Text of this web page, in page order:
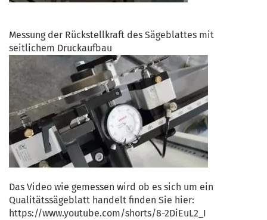
Messung der Rückstellkraft des Sägeblattes mit
seitlichem Druckaufbau
Das Video wie gemessen wird ob es sich um ein
Qualitätssägeblatt handelt finden Sie hier:
https://www.youtube.com/shorts/8-2DiEuL2_I